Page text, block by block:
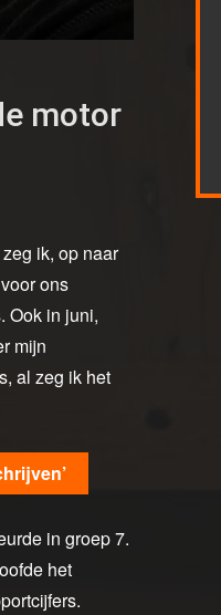
motor
ik, op naar
ons
Ook in juni,
mijn
al zeg ik het
in groep 7.
het